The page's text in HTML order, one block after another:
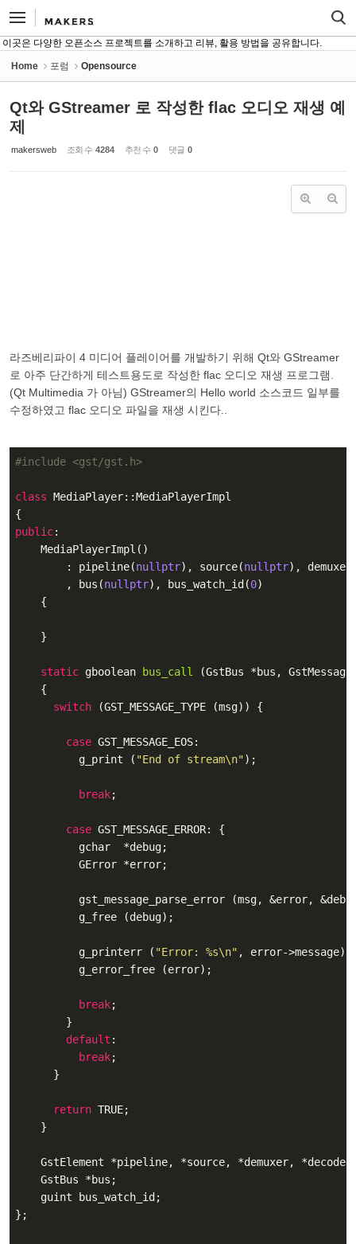
이곳은 다양한 오픈소스 프로젝트를 소개하고 리뷰, 활용 방법을 공유합니다.
Home 포럼 Opensource
Qt와 GStreamer 로 작성한 flac 오디오 재생 예
제
makersweb 조회 수 4284 추천 수 0 댓글 0
라즈베리파이 4 미디어 플레이어를 개발하기 위해 Qt와 GStreamer
로 아주 단간하게 테스트용도로 작성한 flac 오디오 재생 프로그램.
(Qt Multimedia 가 아님) GStreamer의 Hello world 소스코드 일부를
수정하였고 flac 오디오 파일을 재생 시킨다..
#include <gst/gst.h>
class MediaPlayer: :MediaPlayerImpl
public:
    MediaPlayerImpl()
        : pipeline(
nullptr), source(nullptr),
        , bus(
nullptr), bus_watch_id(0)
    {
    }
static gboolean bus_call
(GstBus *bus,
{
switch (GST_MESSAGE_TYPE (msg)) {
case GST_MESSAGE_EOS:
          g_print (
"End of stream\n");
break;
case GST_MESSAGE_ERROR: {
          gchar  *debug;
          GError *error;
gst_message_parse_error (msg, &error,
          g_free (debug);
          g_printerr (
"Error: %s\n" , error->message);
          g_error_free (error);
break;
        }
default :
break;
      }
return TRUE;
    }
GstElement *pipeline, *source, *demuxer,
    GstBus *bus;
    guint bus_watch_id;
};